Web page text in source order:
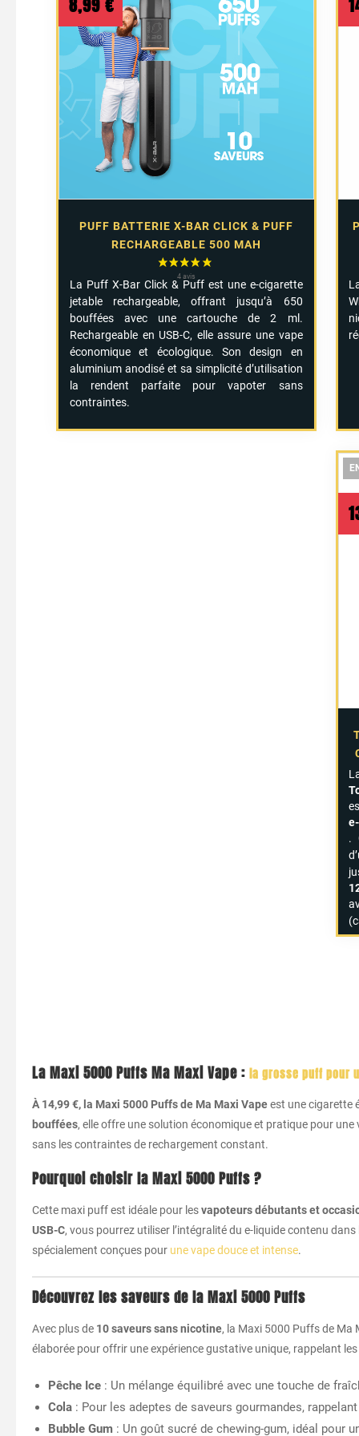
PUFF BATTERIE X-BAR CLICK & PUFF
RECHARGEABLE 500 MAH
8,99€
La Puff X-Bar Click & Puff est une e-cigarette
jetable rechargeable, offrant jusqu’à 650
bouffées avec une cartouche de 2 ml.
Rechargeable en USB-C, elle assure une vape
économique et écologique. Son design en
aluminium anodisé et sa simplicité d’utilisation
la rendent parfaite pour vapoter sans
contraintes.
.
La Maxi 5000 Puffs Ma Maxi Vape : la grosse puff pour
À 14,99 €, la Maxi 5000 Puffs de Ma Maxi Vapeest une cigarette
bouffées, elle offre une solution économique et pratique pour
sans les contraintes de rechargement constant.
Pourquoi choisir la Maxi 5000 Puffs ?
Cette maxi puff est idéale pour lesvapoteurs débutants et
USB-C, vous pourrez utiliser l’intégralité du e-liquide contenu
spécialement conçues pour une vape douce et intense.
Découvrez les saveurs de la Maxi 5000 Puffs
Avec plus de 10 saveurs sans nicotine, la Maxi 5000 Puffs de Ma
élaborée pour offrir une expérience gustative unique, rappelant les
Pêche Ice : Un mélange équilibré avec une touche de
Cola : Pour les adeptes de saveurs gourmandes,
Bubble Gum : Un goût sucré de chewing-gum, idéal pour